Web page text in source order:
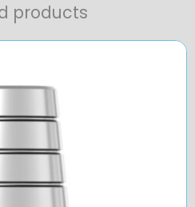
products